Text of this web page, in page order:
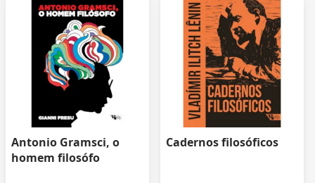
Antonio Gramsci, o
homem filosófo
Cadernos filosóficos